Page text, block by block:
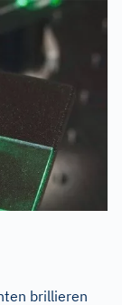
brillieren